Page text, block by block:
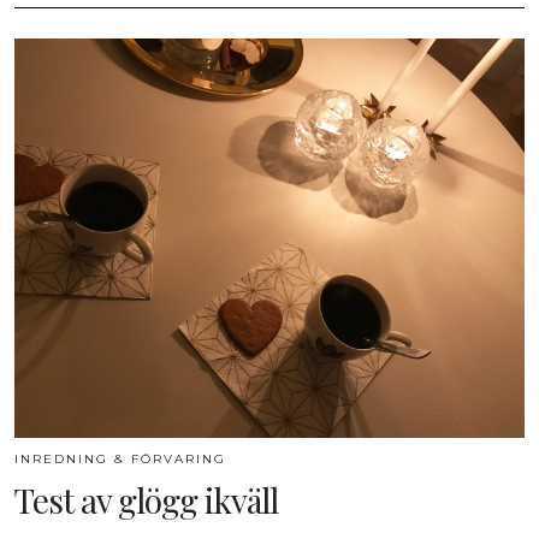
INREDNING & FÖRVARING
Test av glögg ikväll